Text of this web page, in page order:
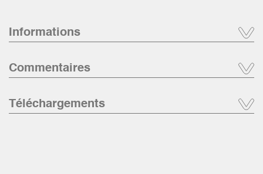
Informations
Commentaires
Téléchargements